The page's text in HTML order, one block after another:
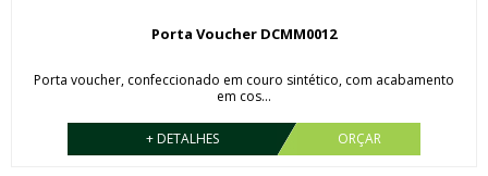
Porta Voucher DCMM0012
Porta voucher, confeccionado em couro sintético, com acabamento
em cos...
+ DETALHES ORÇAR